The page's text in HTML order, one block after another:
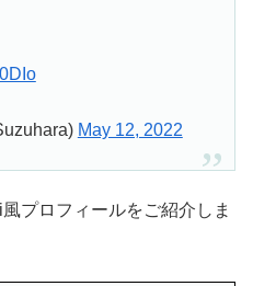
May 12, 2022
プロフィールをご紹介しま